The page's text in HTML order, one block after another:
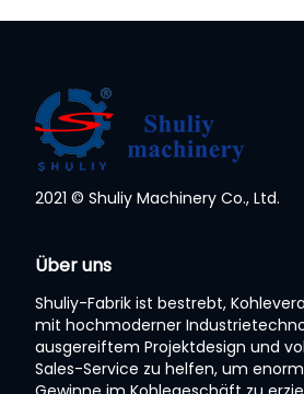
2021 © Shuliy Machinery Co., Ltd.
Über uns
Shuliy-Fabrik ist bestrebt,
mit hochmoderner
ausgereiftem Projektdesign und
Sales-Service zu helfen, um